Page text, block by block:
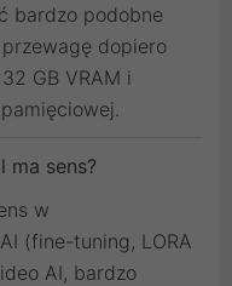
bardzo podobne
dopiero
GB VRAM i
ma sens?
w
(fine-tuning, LORA
AI, bardzo